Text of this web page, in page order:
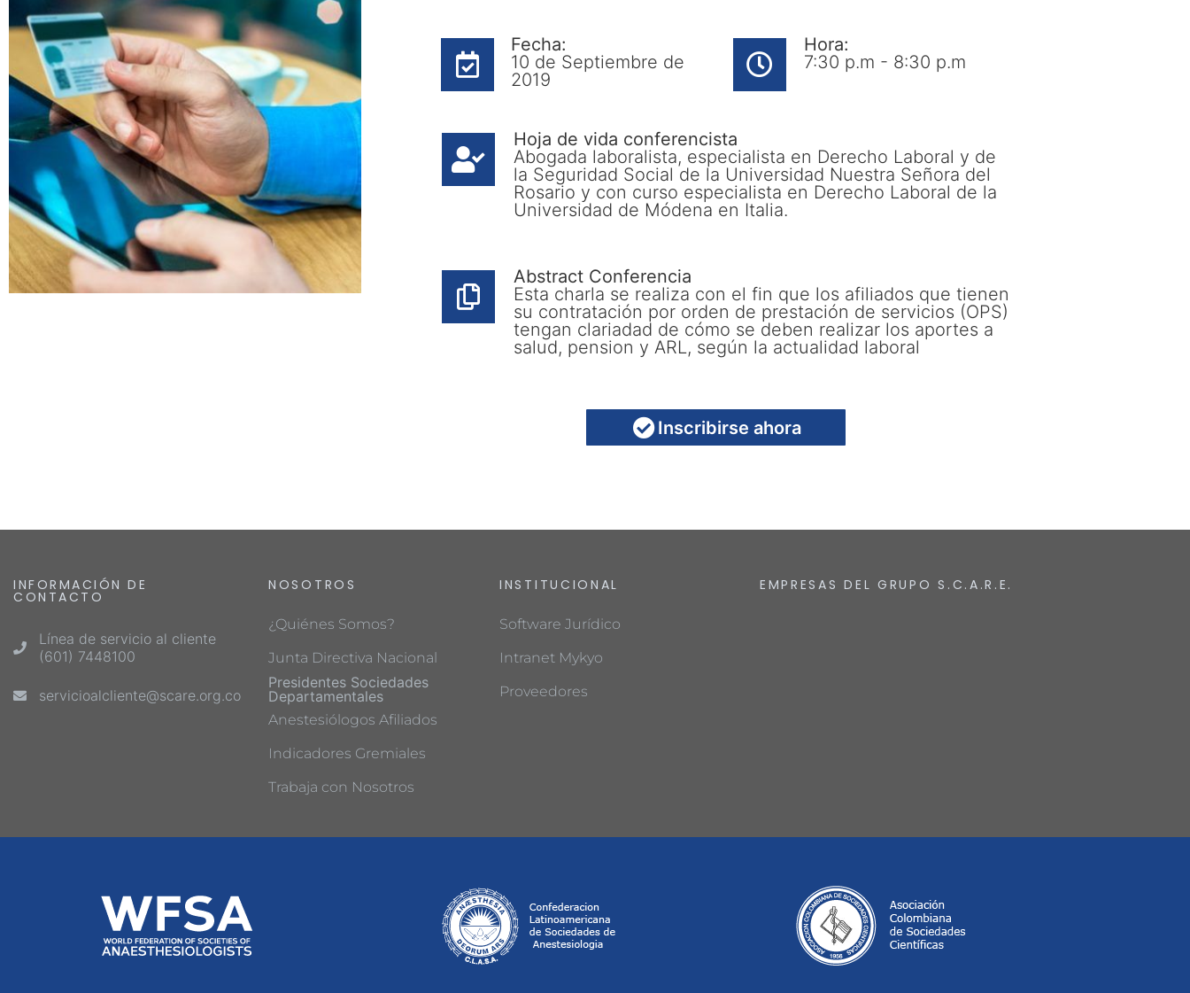
Fecha:
10 de Septiembre de
2019
Hora:
7:30 p.m - 8:30 p.m
Hoja de vida conferencista
Abogada laboralista, especialista en Derecho Laboral y de
la Seguridad Social de la Universidad Nuestra Señora del
Rosario y con curso especialista en Derecho Laboral de la
Universidad de Módena en Italia.
Abstract Conferencia
Esta charla se realiza con el fin que los afiliados que tienen
su contratación por orden de prestación de servicios (OPS)
tengan clariadad de cómo se deben realizar los aportes a
salud, pension y ARL, según la actualidad laboral
Inscribirse ahora
INFORMACIÓN DE
CONTACTO
Línea de servicio al cliente
(601) 7448100
servicioalcliente@scare.org.co
NOSOTROS
¿Quiénes Somos?
Junta Directiva Nacional
Presidentes Sociedades
Departamentales
Anestesiólogos Afiliados
Indicadores Gremiales
Trabaja con Nosotros
INSTITUCIONAL
Software Jurídico
Intranet Mykyo
Proveedores
EMPRESAS DEL GRUPO S.C.A.R.E.